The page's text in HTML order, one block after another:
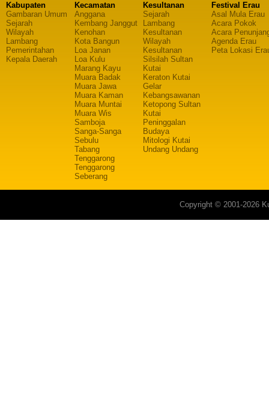
Kabupaten
Gambaran Umum
Sejarah
Wilayah
Lambang
Pemerintahan
Kepala Daerah
Kecamatan
Anggana
Kembang Janggut
Kenohan
Kota Bangun
Loa Janan
Loa Kulu
Marang Kayu
Muara Badak
Muara Jawa
Muara Kaman
Muara Muntai
Muara Wis
Samboja
Sanga-Sanga
Sebulu
Tabang
Tenggarong
Tenggarong
Seberang
Kesultanan
Sejarah
Lambang
Kesultanan
Wilayah
Kesultanan
Silsilah Sultan
Kutai
Keraton Kutai
Gelar
Kebangsawanan
Ketopong Sultan
Kutai
Peninggalan
Budaya
Mitologi Kutai
Undang Undang
Festival Erau
Asal Mula Erau
Acara Pokok
Acara
Agenda Erau
Peta Lokasi
Copyright © 2001-2026